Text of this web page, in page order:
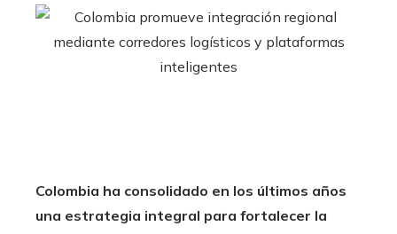
Colombia ha consolidado en los últimos años
una estrategia integral para fortalecer la